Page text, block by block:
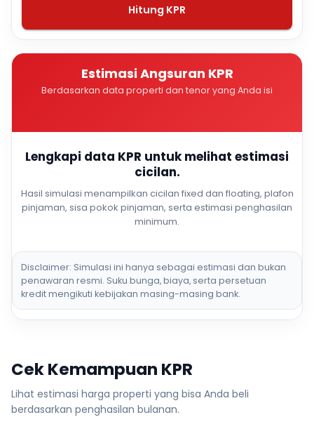
Hitung KPR
Estimasi Angsuran KPR
Berdasarkan data properti dan tenor yang Anda isi
Lengkapi data KPR untuk melihat estimasi
cicilan.
Hasil simulasi menampilkan cicilan fixed dan floating, plafon
pinjaman, sisa pokok pinjaman, serta estimasi penghasilan
minimum.
Disclaimer: Simulasi ini hanya sebagai estimasi dan bukan
penawaran resmi. Suku bunga, biaya, serta persetuan
kredit mengikuti kebijakan masing-masing bank.
Cek Kemampuan KPR
Lihat estimasi harga properti yang bisa Anda beli
berdasarkan penghasilan bulanan.